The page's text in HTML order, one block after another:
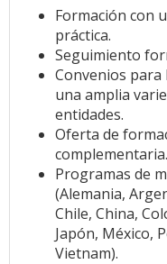
Formación con
práctica.
Seguimiento
Convenios para
una amplia
entidades.
Oferta de
complementaria.
Programas de
(Alemania,
Chile, China,
Japón, México,
Vietnam).